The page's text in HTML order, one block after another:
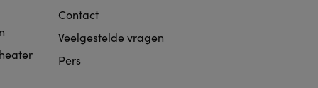
Contact
Veelgestelde vragen
Pers